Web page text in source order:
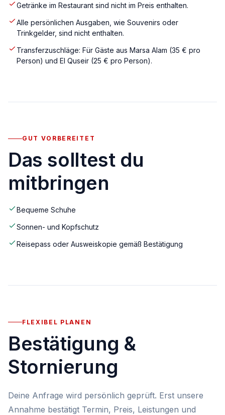
Getränke im Restaurant sind nicht im Preis enthalten.
Alle persönlichen Ausgaben, wie Souvenirs oder
Trinkgelder, sind nicht enthalten.
Transferzuschläge: Für Gäste aus Marsa Alam (35 € pro
Person) und El Quseir (25 € pro Person).
GUT VORBEREITET
Das solltest du
mitbringen
Bequeme Schuhe
Sonnen- und Kopfschutz
Reisepass oder Ausweiskopie gemäß Bestätigung
FLEXIBEL PLANEN
Bestätigung &
Stornierung
Deine Anfrage wird persönlich geprüft. Erst unsere
Annahme bestätigt Termin, Preis, Leistungen und